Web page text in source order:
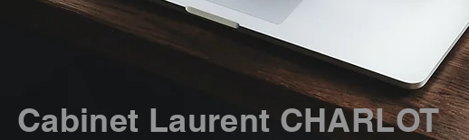
Cabinet Laurent CHARLOT